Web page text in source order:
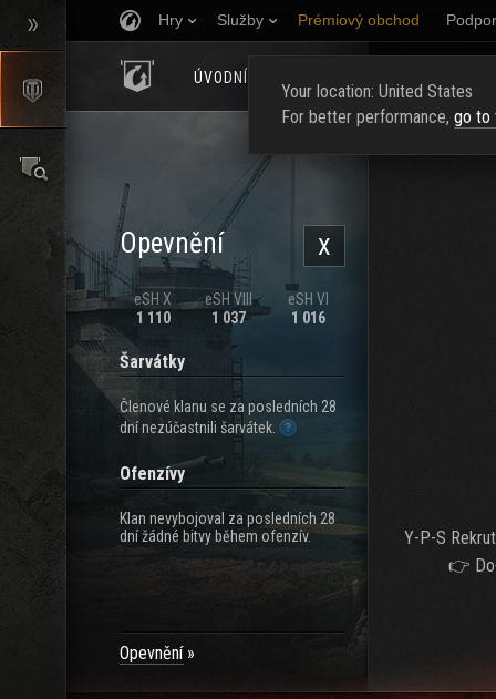
Hry Služby Prémiový obchod
ÚVODNÍ STRÁNKA
X
Opevnění
eSH X
1 110
eSH VIII
1 037
eSH VI
1 016
Šarvátky
Členové klanu se za posledních 28
dní nezúčastnili šarvátek.
Ofenzívy
Klan nevybojoval za posledních 28
dní žádné bitvy během ofenzív.
Opevnění
Y-P-S
👉
Your location: United States
For better performance, go to